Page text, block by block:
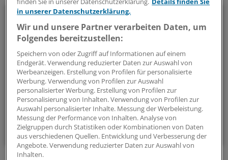
Politik & Debatte
Mit diesem Newsletter blicken Sie hinter das tägliche
Geschehen in der Gesundheitspolitik. Mit Analysen,
Hintergründen und einem Blick auf Themen, die die Agenda
bestimmen.
14-tägig, donnerstags
Zum Abonnieren bitte anmelden
in unserer Datenschutzerklärung.
Wir und unsere Partner verarbeiten Daten, um
Folgendes bereitzustellen:
Speichern von oder Zugriff auf Informationen auf einem
Endgerät. Verwendung reduzierter Daten zur Auswahl von
Werbeanzeigen. Erstellung von Profilen für personalisierte
Werbung. Verwendung von Profilen zur Auswahl
personalisierter Werbung. Erstellung von Profilen zur
Personalisierung von Inhalten. Verwendung von Profilen zur
Auswahl personalisierter Inhalte. Messung der Werbeleistung.
Messung der Performance von Inhalten. Analyse von
Zielgruppen durch Statistiken oder Kombinationen von Daten
aus verschiedenen Quellen. Entwicklung und Verbesserung der
Angebote. Verwendung reduzierter Daten zur Auswahl von
Inhalten.